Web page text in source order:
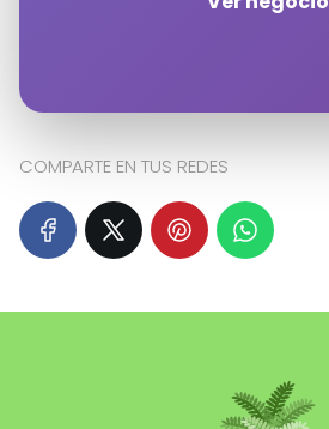
COMPARTE EN TUS REDES